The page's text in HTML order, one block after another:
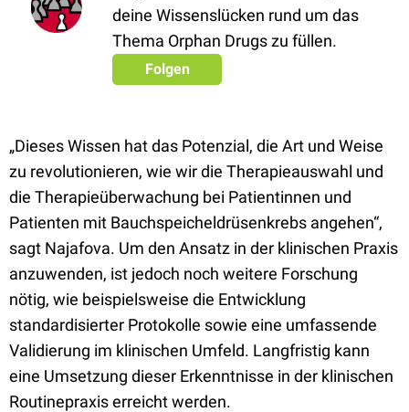
deine Wissenslücken rund um das
Thema Orphan Drugs zu füllen.
Folgen
„Dieses Wissen hat das Potenzial, die Art und Weise
zu revolutionieren, wie wir die Therapieauswahl und
die Therapieüberwachung bei Patientinnen und
Patienten mit Bauchspeicheldrüsenkrebs angehen“,
sagt Najafova. Um den Ansatz in der klinischen Praxis
anzuwenden, ist jedoch noch weitere Forschung
nötig, wie beispielsweise die Entwicklung
standardisierter Protokolle sowie eine umfassende
Validierung im klinischen Umfeld. Langfristig kann
eine Umsetzung dieser Erkenntnisse in der klinischen
Routinepraxis erreicht werden.